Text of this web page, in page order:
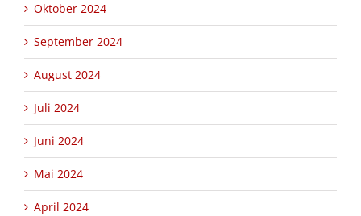
Oktober 2024
September 2024
August 2024
Juli 2024
Juni 2024
Mai 2024
April 2024